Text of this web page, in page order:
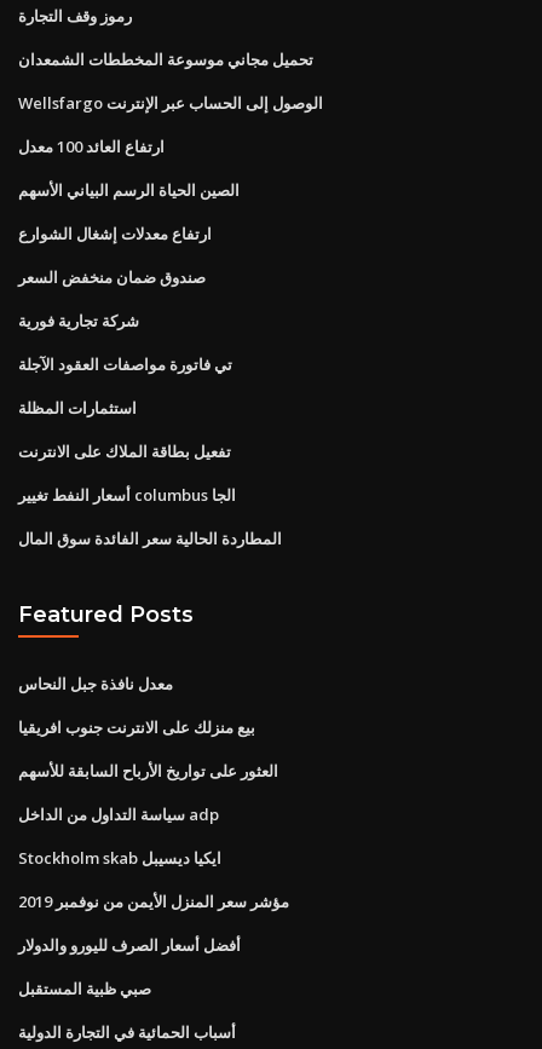
رموز وقف التجارة
تحميل مجاني موسوعة المخططات الشمعدان
Wellsfargo الوصول إلى الحساب عبر الإنترنت
ارتفاع العائد 100 معدل
الصين الحياة الرسم البياني الأسهم
ارتفاع معدلات إشغال الشوارع
صندوق ضمان منخفض السعر
شركة تجارية فورية
تي فاتورة مواصفات العقود الآجلة
استثمارات المظلة
تفعيل بطاقة الملاك على الانترنت
أسعار النفط تغيير columbus الجا
المطاردة الحالية سعر الفائدة سوق المال
Featured Posts
معدل نافذة جبل النحاس
بيع منزلك على الانترنت جنوب افريقيا
العثور على تواريخ الأرباح السابقة للأسهم
سياسة التداول من الداخل adp
Stockholm skab ايكيا ديسيبل
مؤشر سعر المنزل الأيمن من نوفمبر 2019
أفضل أسعار الصرف لليورو والدولار
صبي ظبية المستقبل
أسباب الحمائية في التجارة الدولية